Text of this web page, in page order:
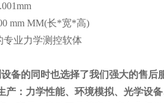
mm MM(长*宽*高)
专业力学测控软体
备的同时也选择了我们强大的售后
产： 力学性能、环境模拟、光学设